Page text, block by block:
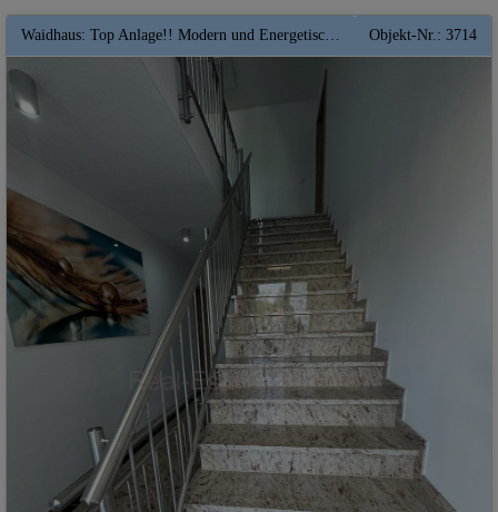
Waidhaus: Top Anlage!! Modern und Energetisch ** Gemütliche 2 Zimmer Mansarden-Wohnung ** KfW 40 förderfähig**Provisionsfrei Objekt-Nr.: 3714